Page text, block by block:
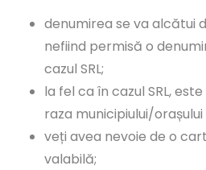
denumirea se va alcătui
nefiind permisă o
cazul SRL;
la fel ca în cazul SRL,
raza municipiului/
veți avea nevoie de o
valabilă;